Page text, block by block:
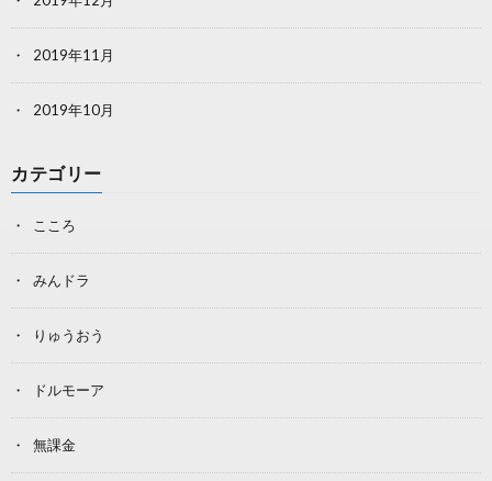
2019年11月
2019年10月
カテゴリー
こころ
みんドラ
りゅうおう
ドルモーア
無課金